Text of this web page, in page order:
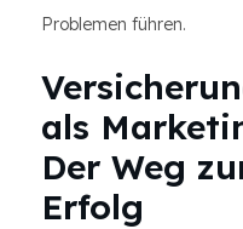
Problemen führen.
als
Der Weg
Erfolg